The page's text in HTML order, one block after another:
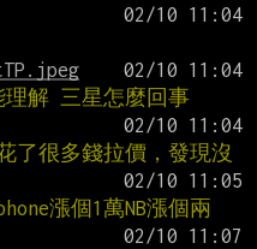
解 三星怎麼回事
了很多錢拉價，發現沒
漲個1萬NB漲個兩